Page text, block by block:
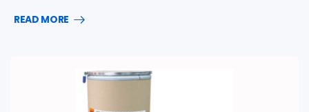
READ MORE